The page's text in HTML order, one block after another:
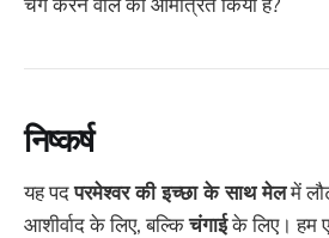
निष्कर्ष
यह पदपरमेश्वर की इच्छा के साथ मेलमें
आशीर्वाद के लिए, बल्किचंगाईके लिए। हम